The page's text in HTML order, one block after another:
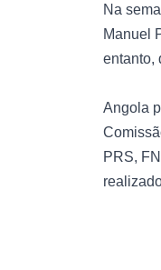
Na
Manuel
entanto,
Angola
PRS,